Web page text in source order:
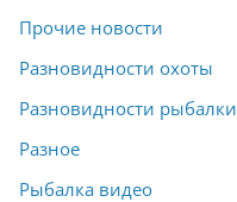
Прочие новости
Разновидности охоты
Разновидности рыбалки
Разное
Рыбалка видео